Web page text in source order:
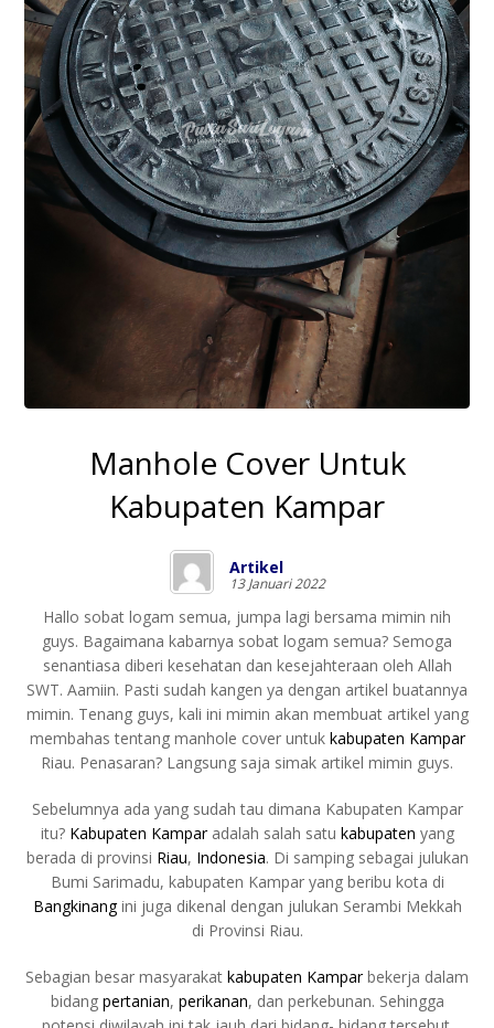
Manhole Cover Untuk
Kabupaten Kampar
Artikel
13 Januari 2022
Hallo sobat logam semua, jumpa lagi bersama mimin nih
guys. Bagaimana kabarnya sobat logam semua? Semoga
senantiasa diberi kesehatan dan kesejahteraan oleh Allah
SWT. Aamiin. Pasti sudah kangen ya dengan artikel buatannya
mimin. Tenang guys, kali ini mimin akan membuat artikel yang
membahas tentang manhole cover untuk kabupaten Kampar
Riau. Penasaran? Langsung saja simak artikel mimin guys.
Sebelumnya ada yang sudah tau dimana Kabupaten Kampar
itu? Kabupaten Kamparadalah salah satu kabupaten yang
berada di provinsi Riau, Indonesia. Di samping sebagai julukan
Bumi Sarimadu, kabupaten Kampar yang beribu kota di
Bangkinangini juga dikenal dengan julukan Serambi Mekkah
di Provinsi Riau.
Sebagian besar masyarakat kabupaten Kamparbekerja dalam
bidang pertanian, perikanan, dan perkebunan. Sehingga